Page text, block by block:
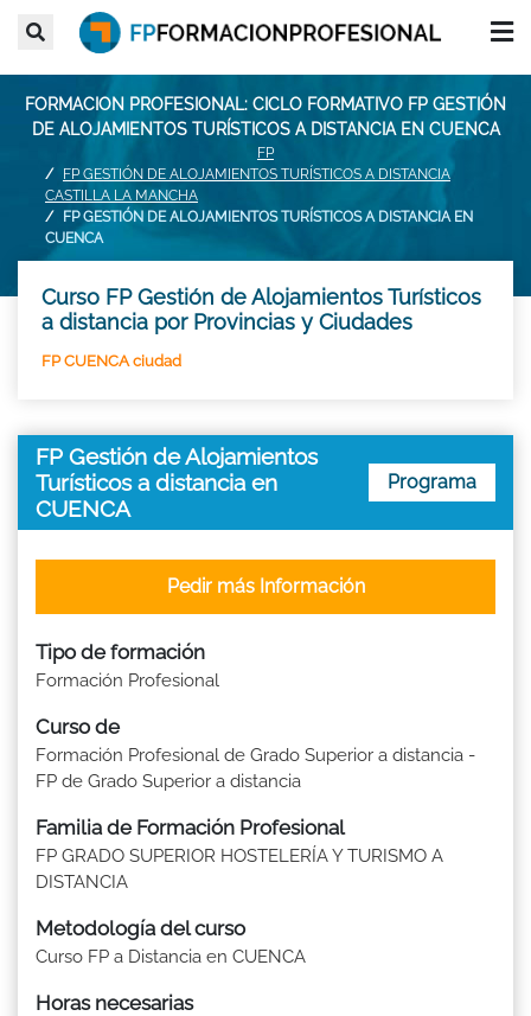
FORMACION PROFESIONAL: CICLO FORMATIVO FP GESTIÓN
DE ALOJAMIENTOS TURÍSTICOS A DISTANCIA EN CUENCA
FP
FP GESTIÓN DE ALOJAMIENTOS TURÍSTICOS A DISTANCIA
CASTILLA LA MANCHA
FP GESTIÓN DE ALOJAMIENTOS TURÍSTICOS A DISTANCIA EN
CUENCA
Curso FP Gestión de Alojamientos Turísticos
a distancia por Provincias y Ciudades
FP CUENCA ciudad
FP Gestión de Alojamientos
Turísticos a distancia en
CUENCA
Programa
Tipo de formación
Formación Profesional
Curso de
Formación Profesional de Grado Superior a distancia -
FP de Grado Superior a distancia
Familia de Formación Profesional
FP GRADO SUPERIOR HOSTELERÍA Y TURISMO A
DISTANCIA
Metodología del curso
Curso FP a Distancia en CUENCA
Horas necesarias
Pedir más Información